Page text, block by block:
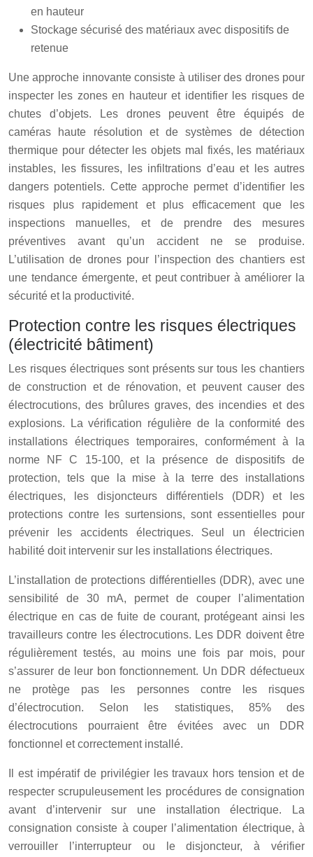
en hauteur
Stockage sécurisé des matériaux avec dispositifs de
retenue
Une approche innovante consiste à utiliser des drones pour
inspecter les zones en hauteur et identifier les risques de
chutes d’objets. Les drones peuvent être équipés de
caméras haute résolution et de systèmes de détection
thermique pour détecter les objets mal fixés, les matériaux
instables, les fissures, les infiltrations d’eau et les autres
dangers potentiels. Cette approche permet d’identifier les
risques plus rapidement et plus efficacement que les
inspections manuelles, et de prendre des mesures
préventives avant qu’un accident ne se produise.
L’utilisation de drones pour l’inspection des chantiers est
une tendance émergente, et peut contribuer à améliorer la
sécurité et la productivité.
Protection contre les risques électriques
(électricité bâtiment)
Les risques électriques sont présents sur tous les chantiers
de construction et de rénovation, et peuvent causer des
électrocutions, des brûlures graves, des incendies et des
explosions. La vérification régulière de la conformité des
installations électriques temporaires, conformément à la
norme NF C 15-100, et la présence de dispositifs de
protection, tels que la mise à la terre des installations
électriques, les disjoncteurs différentiels (DDR) et les
protections contre les surtensions, sont essentielles pour
prévenir les accidents électriques. Seul un électricien
habilité doit intervenir sur les installations électriques.
L’installation de protections différentielles (DDR), avec une
sensibilité de 30 mA, permet de couper l’alimentation
électrique en cas de fuite de courant, protégeant ainsi les
travailleurs contre les électrocutions. Les DDR doivent être
régulièrement testés, au moins une fois par mois, pour
s’assurer de leur bon fonctionnement. Un DDR défectueux
ne protège pas les personnes contre les risques
d’électrocution. Selon les statistiques, 85% des
électrocutions pourraient être évitées avec un DDR
fonctionnel et correctement installé.
Il est impératif de privilégier les travaux hors tension et de
respecter scrupuleusement les procédures de consignation
avant d’intervenir sur une installation électrique. La
consignation consiste à couper l’alimentation électrique, à
verrouiller l’interrupteur ou le disjoncteur, à vérifier